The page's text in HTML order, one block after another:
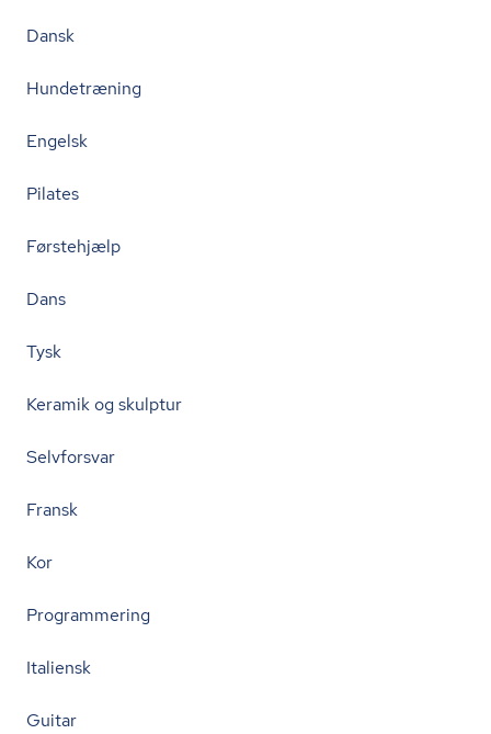
Dansk
Hundetræning
Engelsk
Pilates
Førstehjælp
Dans
Tysk
Keramik og skulptur
Selvforsvar
Fransk
Kor
Programmering
Italiensk
Guitar